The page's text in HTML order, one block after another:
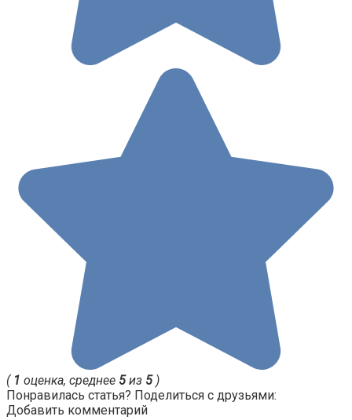
( 1 оценка, среднее 5из 5)
Понравилась статья? Поделиться с друзьями:
Добавить комментарий